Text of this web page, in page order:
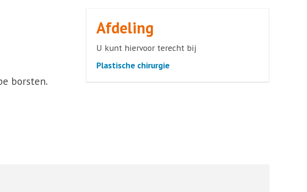
borsten.
Afdeling
U kunt hiervoor terecht bij
Plastische chirurgie